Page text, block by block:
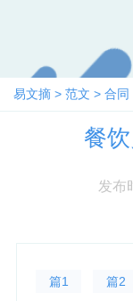
易文摘 > 范文 > 合同
餐
发布
篇1 篇2